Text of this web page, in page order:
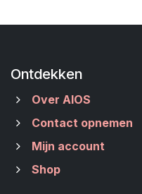
Ontdekken
Over AIOS
Contact opnemen
Mijn account
Shop